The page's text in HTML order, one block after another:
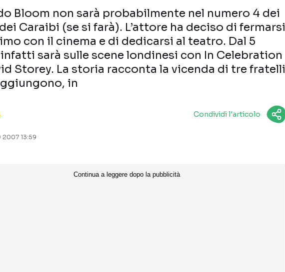
Bloom non sarà probabilmente nel numero 4 dei
Caraibi (se si farà). L’attore ha deciso di fermarsi
con il cinema e di dedicarsi al teatro. Dal 5
sarà sulle scene londinesi con In Celebration
Storey. La storia racconta la vicenda di tre fratelli
in
Condividi l'articolo
2007 13:59